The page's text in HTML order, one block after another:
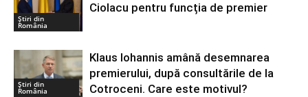
Știri din
România
Ciolacu pentru funcția de premier
Știri din
România
Klaus Iohannis amână desemnarea
premierului, după consultările de la
Cotroceni. Care este motivul?